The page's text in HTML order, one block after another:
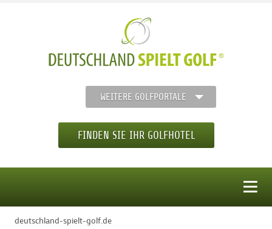
WEITERE GOLFPORTALE
FINDEN SIE IHR GOLFHOTEL
STARTSEITE
deutschland-spielt-golf.de